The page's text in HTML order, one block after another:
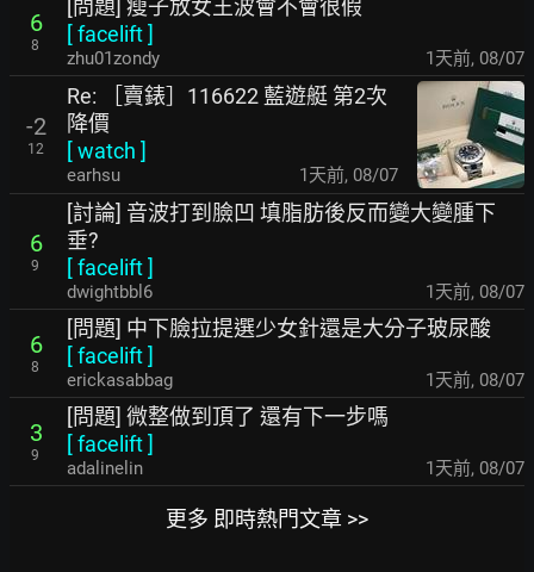
6
8
[問題] 瘦子放女王波會不會很假
[facelift]
zhu01zondy 1天前, 08/07
-2
12
Re: ［賣錶］116622 藍遊艇 第2次
降價
[watch ]
earhsu 1天前, 08/07
6
9
[討論] 音波打到臉凹 填脂肪後反而變大變腫下
垂?
[facelift]
dwightbbl6 1天前, 08/07
6
8
[問題] 中下臉拉提選少女針還是大分子玻尿酸
[facelift]
erickasabbag 1天前, 08/07
3
9
[問題] 微整做到頂了 還有下一步嗎
[facelift]
adalinelin 1天前, 08/07
更多 即時熱門文章 >>